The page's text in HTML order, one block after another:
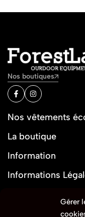
Gérer
Nos boutiques
Nos vêtements
La boutique
Information
Informations